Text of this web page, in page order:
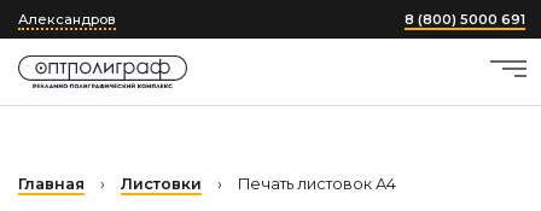
Александров 8 (800) 5000 691
Главная › Листовки › Печать листовок А4